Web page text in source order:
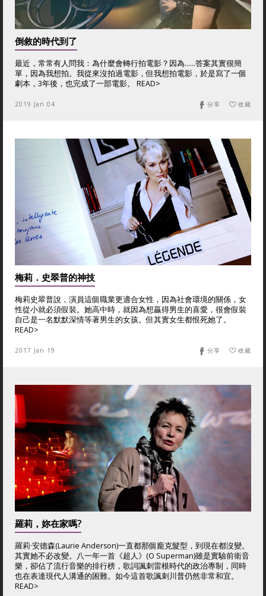
倒敘的時代到了
最近，常常有人問我：為什麼會轉行拍電影？因為……答案其實很簡
單，因為我想拍。我從來沒拍過電影，但我想拍電影，於是寫了一個
劇本，3年後，也完成了一部電影。 READ>
2019 Jan 04 收藏
分享
梅莉．史翠普的神技
梅莉史翠普說，演員這個職業更適合女性，因為社會環境的關係，女
性從小就必須假裝。她高中時，就因為想贏得男生的喜愛，很會假裝
自己是一名默默深情等著男生的女孩。但其實女生都恨死她了。
READ>
2017 Jan 19 收藏
分享
羅莉，妳在家嗎?
羅莉·安德森(Laurie Anderson)一直都那個龐克髮型，到現在都沒變。
其實她不必改變。八一年一首《超人》(O Superman)雖是實驗前衛音
樂，卻佔了流行音樂的排行榜，歌詞諷刺雷根時代的政治專制，同時
也在表達現代人溝通的困難。如今這首歌諷刺川普仍然非常和宜。
READ>